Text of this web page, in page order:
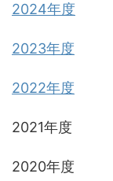
2024年度
2023年度
2022年度
2021年度
2020年度